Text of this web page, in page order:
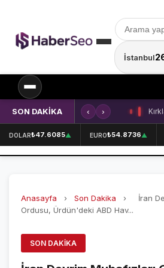
İstanbul
Şehir
SPOR
SPOR HABERLERİ
FENERBAHÇE
ÖZEL SAYFALAR
SON DAKİKA ‹ ›
DOLAR₺47.6085▲ EURO₺54.8736▲
Anasayfa › Son Dakika ›
İran
Ordusu, Ürdün'deki ABD Hav...
SON DAKIKA